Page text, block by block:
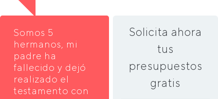
Somos 5
hermanos, mi
padre ha
fallecido y dejó
realizado el
testamento con
Solicita ahora
tus
presupuestos
gratis